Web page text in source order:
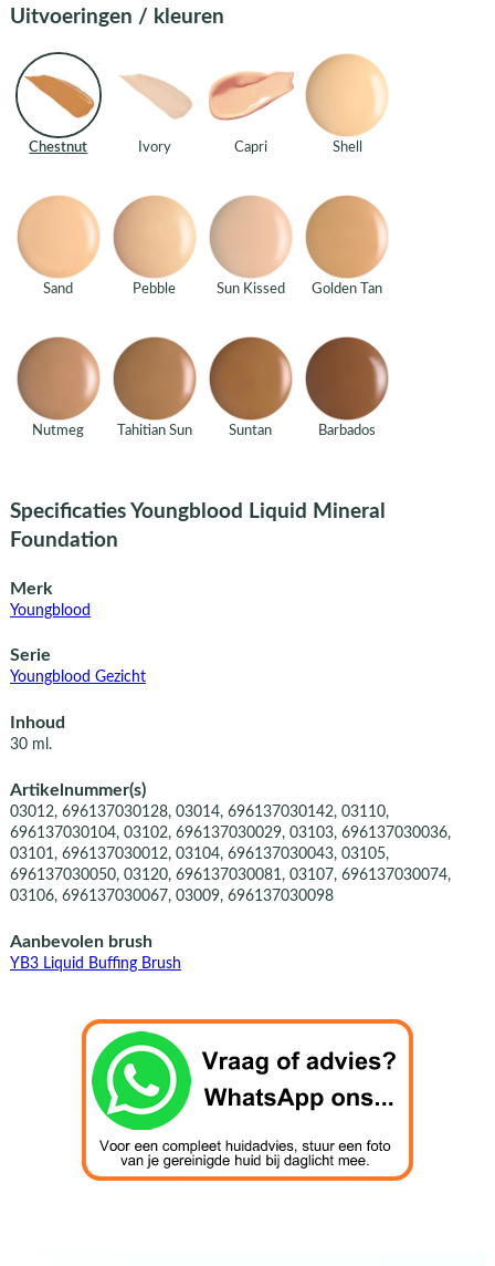
Uitvoeringen / kleuren
Chestnut Ivory Capri Shell
Sand Pebble Sun Kissed Golden Tan
Nutmeg Tahitian Sun Suntan Barbados
Specificaties Youngblood Liquid Mineral
Foundation
Merk
Youngblood
Serie
Youngblood Gezicht
Inhoud
30 ml.
Artikelnummer(s)
03012, 696137030128, 03014, 696137030142, 03110,
696137030104, 03102, 696137030029, 03103, 696137030036,
03101, 696137030012, 03104, 696137030043, 03105,
696137030050, 03120, 696137030081, 03107, 696137030074,
03106, 696137030067, 03009, 696137030098
Aanbevolen brush
YB3 Liquid Buffing Brush